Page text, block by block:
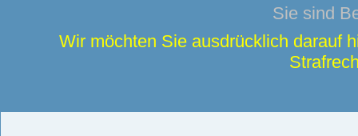
Sie sind
Wir möchten Sie ausdrücklich darauf